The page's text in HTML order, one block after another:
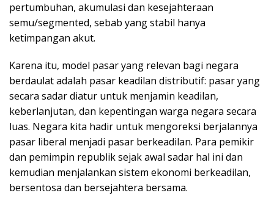
pertumbuhan, akumulasi dan kesejahteraan
semu/segmented, sebab yang stabil hanya
ketimpangan akut.
Karena itu, model pasar yang relevan bagi negara
berdaulat adalah pasar keadilan distributif: pasar yang
secara sadar diatur untuk menjamin keadilan,
keberlanjutan, dan kepentingan warga negara secara
luas. Negara kita hadir untuk mengoreksi berjalannya
pasar liberal menjadi pasar berkeadilan. Para pemikir
dan pemimpin republik sejak awal sadar hal ini dan
kemudian menjalankan sistem ekonomi berkeadilan,
bersentosa dan bersejahtera bersama.